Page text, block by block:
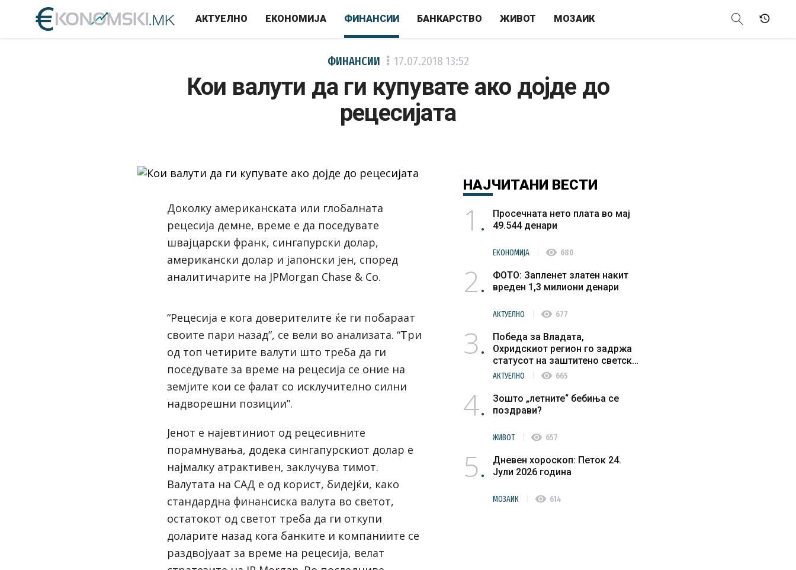
АКТУЕЛНО ЕКОНОМИЈА ФИНАНСИИ БАНКАРСТВО ЖИВОТ МОЗАИК
ФИНАНСИИ 17.07.2018 13:52
Кои валути да ги купувате ако дојде до
рецесијата
Доколку американската или глобалната
рецесија демне, време е да поседувате
швајцарски франк, сингапурски долар,
американски долар и јапонски јен, според
аналитичарите на JPMorgan Chase & Co.
“Рецесија е кога доверителите ќе ги побараат
своите пари назад”, се вели во анализата. “Три
од топ четирите валути што треба да ги
поседувате за време на рецесија се оние на
земјите кои се фалат со исклучително силни
надворешни позиции”.
Јенот е најевтиниот од рецесивните
порамнувања, додека сингапурскиот долар е
најмалку атрактивен, заклучува тимот.
Валутата на САД е од корист, бидејќи, како
стандардна финансиска валута во светот,
остатокот од светот треба да ги откупи
доларите назад кога банките и компаниите се
раздвојуаат за време на рецесија, велат
НАЈЧИТАНИ ВЕСТИ
1
Просечната нето плата во мај
49.544 денари
ЕКОНОМИЈА visibility 680
2
ФОТО: Запленет златен накит
вреден 1,3 милиони денари
АКТУЕЛНО visibility 677
3
Победа за Владата,
Охридскиот регион го задржа
статусот на заштитено светско
културно наследство
АКТУЕЛНО visibility 665
4
Зошто „летните“ бебиња се
поздрави?
ЖИВОТ visibility 657
5
Дневен хороскоп: Петок 24.
Јули 2026 година
МОЗАИК visibility 614